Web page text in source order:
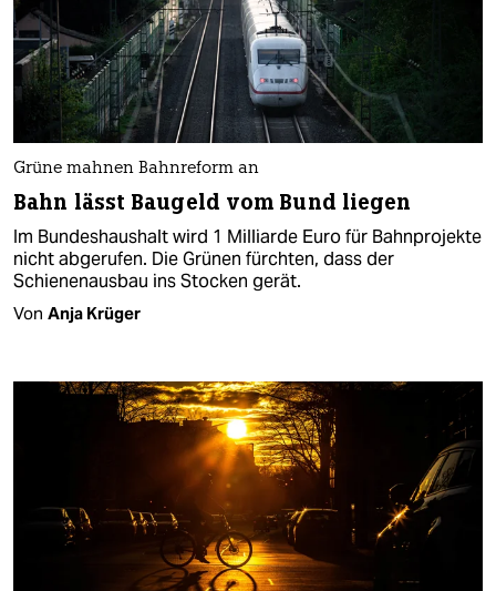
Grüne mahnen Bahnreform an
Bahn lässt Baugeld vom Bund liegen
Im Bundeshaushalt wird 1 Milliarde Euro für Bahnprojekte
nicht abgerufen. Die Grünen fürchten, dass der
Schienenausbau ins Stocken gerät.
Von Anja Krüger